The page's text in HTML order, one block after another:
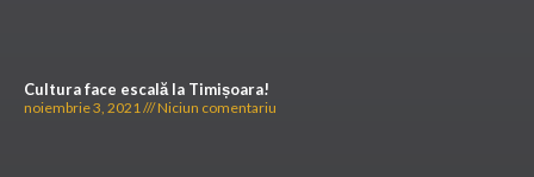
Cultura face escală la Timișoara!
noiembrie 3, 2021 Niciun comentariu